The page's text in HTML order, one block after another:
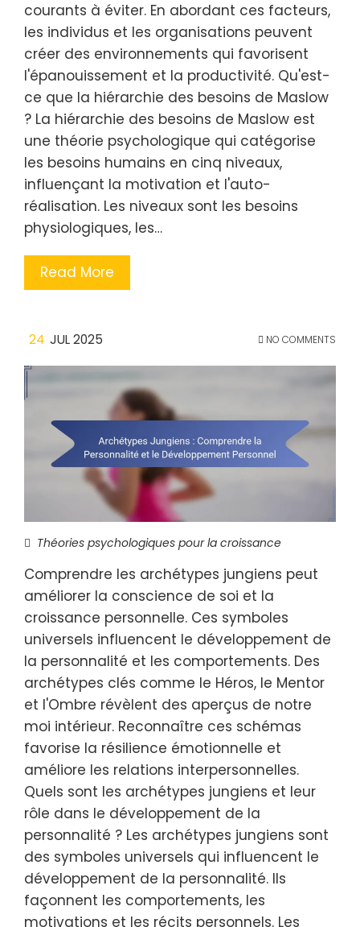
courants à éviter. En abordant ces facteurs,
les individus et les organisations peuvent
créer des environnements qui favorisent
l'épanouissement et la productivité. Qu'est-
ce que la hiérarchie des besoins de Maslow
? La hiérarchie des besoins de Maslow est
une théorie psychologique qui catégorise
les besoins humains en cinq niveaux,
influençant la motivation et l'auto-
réalisation. Les niveaux sont les besoins
physiologiques, les…
Read More
24 JUL 2025 NO COMMENTS
Théories psychologiques pour la croissance
Comprendre les archétypes jungiens peut
améliorer la conscience de soi et la
croissance personnelle. Ces symboles
universels influencent le développement de
la personnalité et les comportements. Des
archétypes clés comme le Héros, le Mentor
et l'Ombre révèlent des aperçus de notre
moi intérieur. Reconnaître ces schémas
favorise la résilience émotionnelle et
améliore les relations interpersonnelles.
Quels sont les archétypes jungiens et leur
rôle dans le développement de la
personnalité ? Les archétypes jungiens sont
des symboles universels qui influencent le
développement de la personnalité. Ils
façonnent les comportements, les
motivations et les récits personnels. Les